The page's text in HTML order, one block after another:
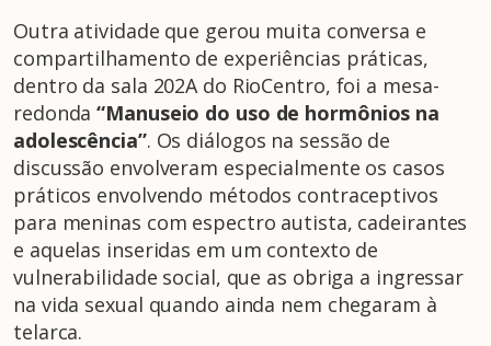
Outra atividade que gerou muita conversa e
compartilhamento de experiências práticas,
dentro da sala 202A do RioCentro, foi a mesa-
redonda“Manuseio do uso de hormônios na
adolescência”. Os diálogos na sessão de
discussão envolveram especialmente os casos
práticos envolvendo métodos contraceptivos
para meninas com espectro autista, cadeirantes
e aquelas inseridas em um contexto de
vulnerabilidade social, que as obriga a ingressar
na vida sexual quando ainda nem chegaram à
telarca.